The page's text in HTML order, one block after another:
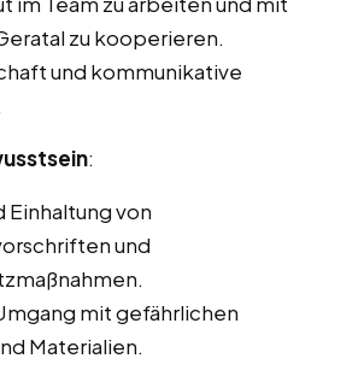
zu kooperieren.
und kommunikative
:
Einhaltung von
und
mit gefährlichen
Materialien.